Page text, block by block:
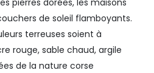
pierres dorées, les maisons
de soleil flamboyants.
terreuses soient à
rouge, sable chaud, argile
de la nature corse